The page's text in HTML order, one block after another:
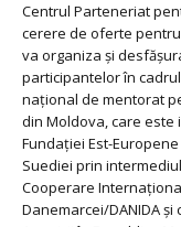
Centrul Parteneriat
cerere de oferte
va organiza şi
participantelor în cadrul
naţional de mentorat
din Moldova, care este
Fundaţiei Est-
Suediei prin
Cooperare
Danemarcei/DANIDA